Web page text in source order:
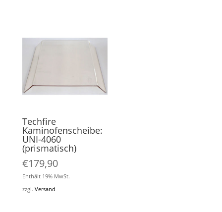
Techfire
Kaminofenscheibe:
UNI-4060
(prismatisch)
€179,90
Enthält 19% MwSt.
zzgl. Versand